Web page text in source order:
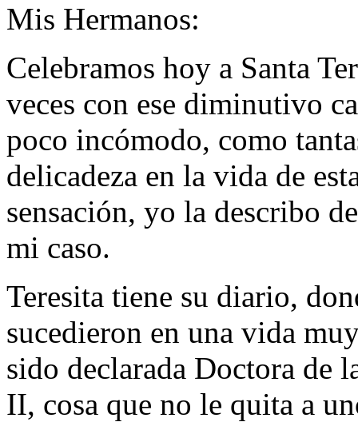
Mis Hermanos:
Celebramos hoy a Santa
veces con ese diminutivo
poco incómodo, como
delicadeza en la vida de
sensación, yo la describo
mi caso.
Teresita tiene su diario,
sucedieron en una vida
sido declarada Doctora de
II, cosa que no le quita a